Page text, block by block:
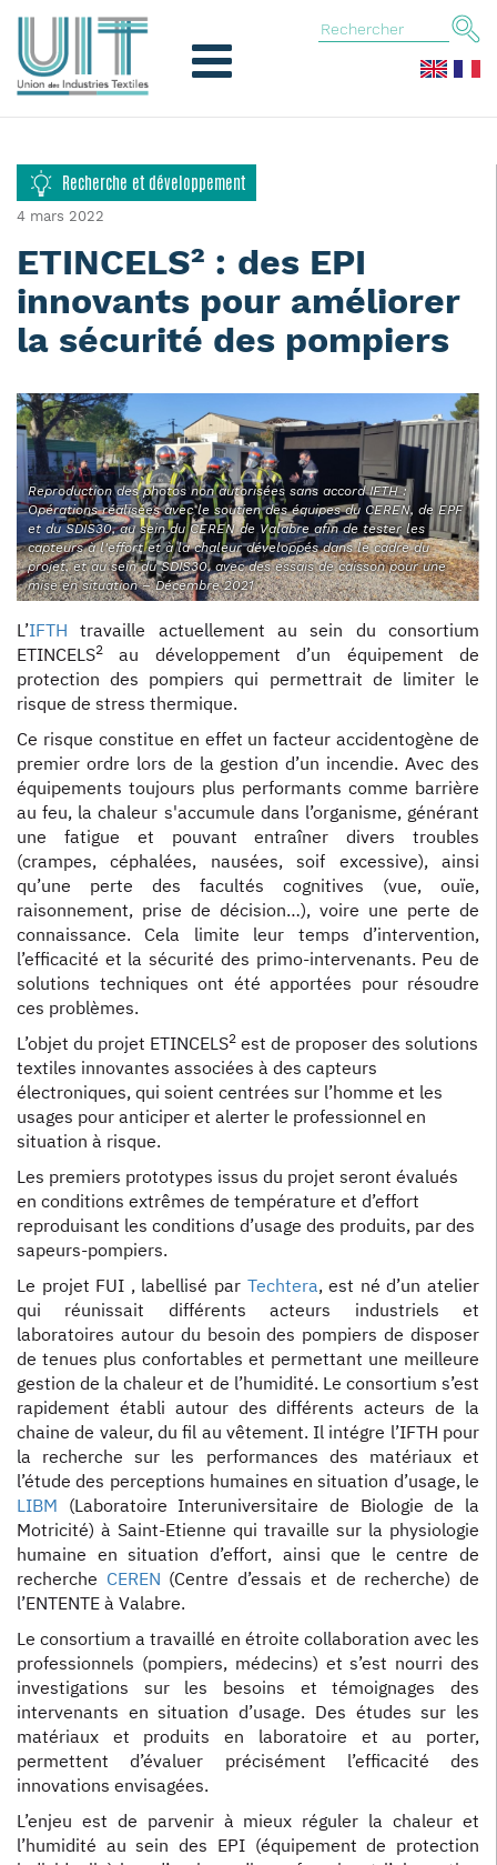
Recherche et développement
4 mars 2022
ETINCELS² : des EPI
innovants pour améliorer
la sécurité des pompiers
Reproduction des photos non autorisées sans accord IFTH :
Opérations réalisées avec le soutien des équipes du CEREN, de EPF
et du SDIS30, au sein du CEREN de Valabre afin de tester les
capteurs à l'effort et à la chaleur développés dans le cadre du
projet, et au sein du SDIS30, avec des essais de caisson pour une
mise en situation – Décembre 2021
L’IFTH travaille actuellement au sein du consortium
ETINCELS2
au développement d’un équipement de
protection des pompiers qui permettrait de limiter le
risque de stress thermique.
Ce risque constitue en effet un facteur accidentogène de
premier ordre lors de la gestion d’un incendie. Avec des
équipements toujours plus performants comme barrière
au feu, la chaleur s'accumule dans l’organisme, générant
une fatigue et pouvant entraîner divers troubles
(crampes, céphalées, nausées, soif excessive), ainsi
qu’une perte des facultés cognitives (vue, ouïe,
raisonnement, prise de décision…), voire une perte de
connaissance. Cela limite leur temps d’intervention,
l’efficacité et la sécurité des primo-intervenants. Peu de
solutions techniques ont été apportées pour résoudre
ces problèmes.
L’objet du projet ETINCELS2 est de proposer des solutions
textiles innovantes associées à des capteurs
électroniques, qui soient centrées sur l’homme et les
usages pour anticiper et alerter le professionnel en
situation à risque.
Les premiers prototypes issus du projet seront évalués
en conditions extrêmes de température et d’effort
reproduisant les conditions d’usage des produits, par des
sapeurs-pompiers.
Le projet FUI , labellisé par Techtera, est né d’un atelier
qui réunissait différents acteurs industriels et
laboratoires autour du besoin des pompiers de disposer
de tenues plus confortables et permettant une meilleure
gestion de la chaleur et de l’humidité. Le consortium s’est
rapidement établi autour des différents acteurs de la
chaine de valeur, du fil au vêtement. Il intégre l’IFTH pour
la recherche sur les performances des matériaux et
l’étude des perceptions humaines en situation d’usage, le
LIBM (Laboratoire Interuniversitaire de Biologie de la
Motricité) à Saint-Etienne qui travaille sur la physiologie
humaine en situation d’effort, ainsi que le centre de
recherche CEREN (Centre d’essais et de recherche) de
l’ENTENTE à Valabre.
Le consortium a travaillé en étroite collaboration avec les
professionnels (pompiers, médecins) et s’est nourri des
investigations sur les besoins et témoignages des
intervenants en situation d’usage. Des études sur les
matériaux et produits en laboratoire et au porter,
permettent d’évaluer précisément l’efficacité des
innovations envisagées.
L’enjeu est de parvenir à mieux réguler la chaleur et
l’humidité au sein des EPI (équipement de protection